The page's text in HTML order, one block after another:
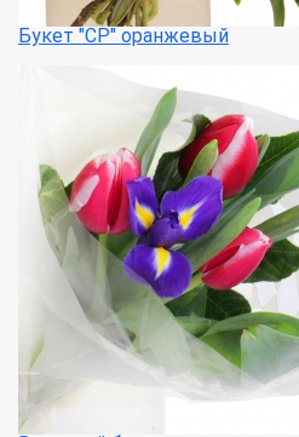
Букет "СР" оранжевый